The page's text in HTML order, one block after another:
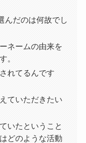
だのは何故でし
ネームの由来を
。
れてるんです
ていただきたい
いたということ
どのような活動